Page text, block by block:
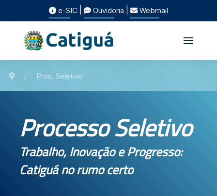
e-SIC Ouvidoria Webmail
Proc. Seletivo
Processo Seletivo
Trabalho, Inovação e Progresso:
Catiguá no rumo certo